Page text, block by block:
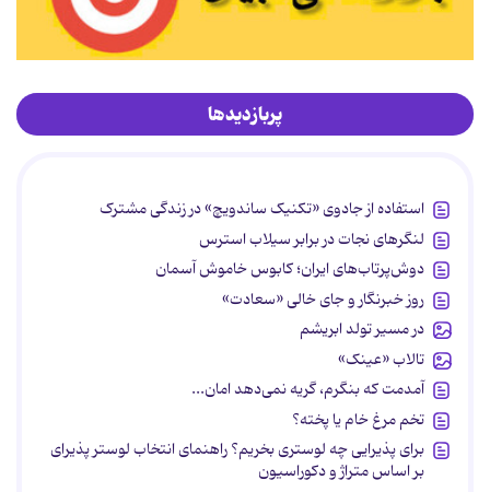
پربازدیدها
استفاده از جادوی «تکنیک ساندویچ» در زندگی مشترک
لنگرهای نجات در برابر سیلاب استرس
دوش‌پرتاب‌های ایران؛ کابوس خاموش آسمان
روز خبرنگار و جای خالی «سعادت»
در مسیر تولد ابریشم
تالاب «عینک»
آمدمت که بنگرم، گریه نمی‌دهد امان...
تخم مرغ خام یا پخته؟
برای پذیرایی چه لوستری بخریم؟ راهنمای انتخاب لوستر پذیرای
بر اساس متراژ و دکوراسیون